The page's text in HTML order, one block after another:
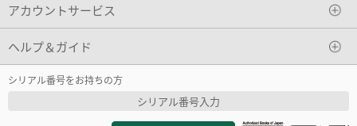
アカウントサービス
ヘルプ＆ガイド
シリアル番号をお持ちの方
シリアル番号入力